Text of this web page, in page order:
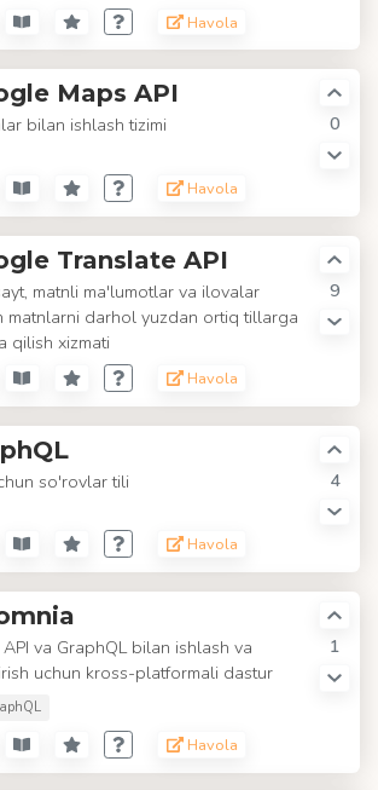
Havola
0
Maps API
bilan ishlash tizimi
Havola
9
Translate API
matnli ma'lumotlar va ilovalar
matnlarni darhol yuzdan ortiq tillarga
qilish xizmati
Havola
4
so'rovlar tili
Havola
1
API va GraphQL bilan ishlash va
uchun kross-platformali dastur
Havola